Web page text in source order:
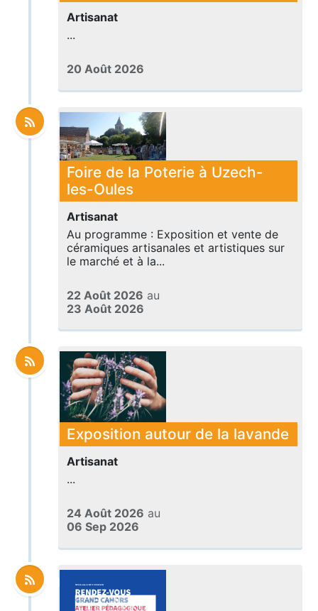
Artisanat
...
20 Août 2026
Foire de la Poterie à Uzech-
les-Oules
Artisanat
Au programme : Exposition et vente de
céramiques artisanales et artistiques sur
le marché et à la...
22 Août 2026 au
23 Août 2026
Exposition autour de la lavande
Artisanat
...
24 Août 2026 au
06 Sep 2026